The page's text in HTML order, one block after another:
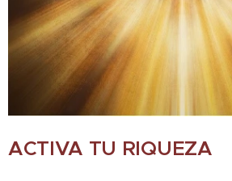
ACTIVA TU RIQUEZA